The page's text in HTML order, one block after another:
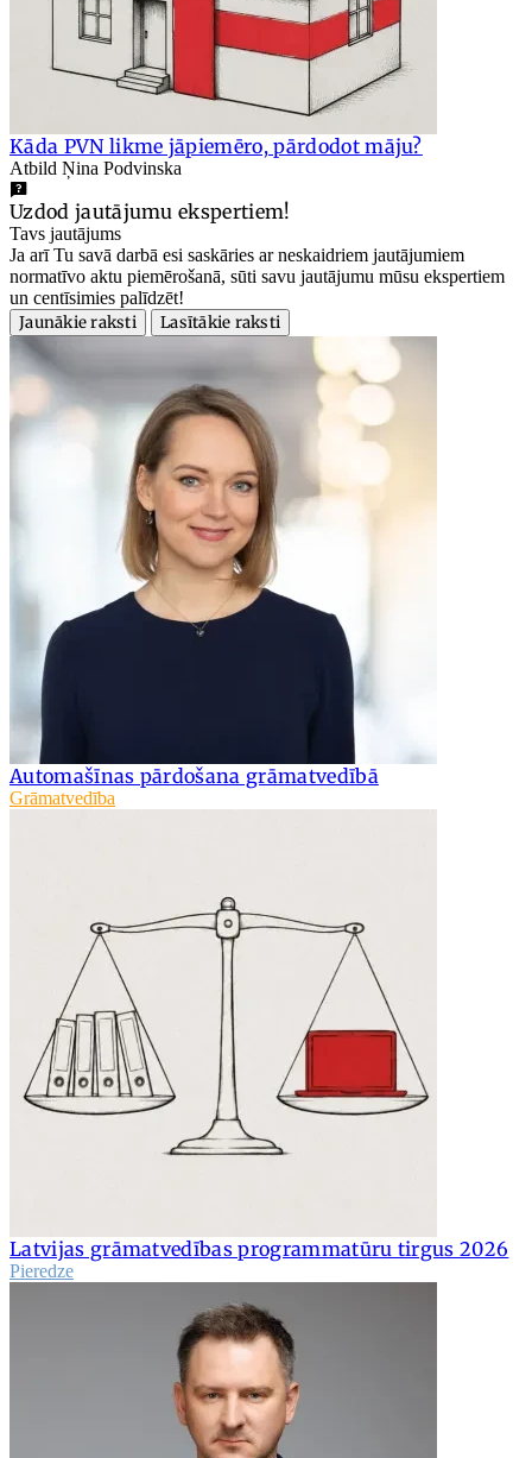
Kāda PVN likme jāpiemēro, pārdodot māju?
Atbild Ņina Podvinska
Uzdod jautājumu ekspertiem!
Tavs jautājums
Ja arī Tu savā darbā esi saskāries ar neskaidriem jautājumiem
normatīvo aktu piemērošanā, sūti savu jautājumu mūsu ekspertiem
un centīsimies palīdzēt!
Jaunākie raksti
Lasītākie raksti
Automašīnas pārdošana grāmatvedībā
Grāmatvedība
Latvijas grāmatvedības programmatūru tirgus 2026
Pieredze